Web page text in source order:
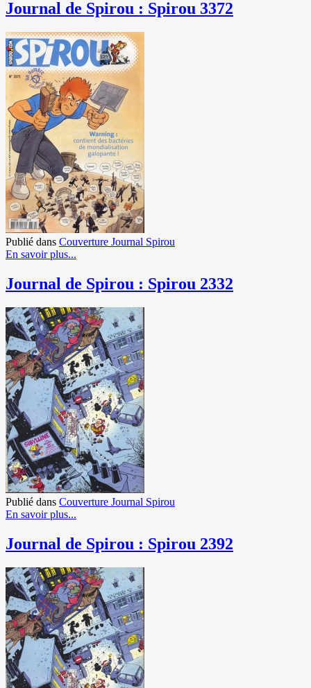
Journal de Spirou : Spirou 3372
Publié dans Couverture Journal Spirou
En savoir plus...
Journal de Spirou : Spirou 2332
Publié dans Couverture Journal Spirou
En savoir plus...
Journal de Spirou : Spirou 2392